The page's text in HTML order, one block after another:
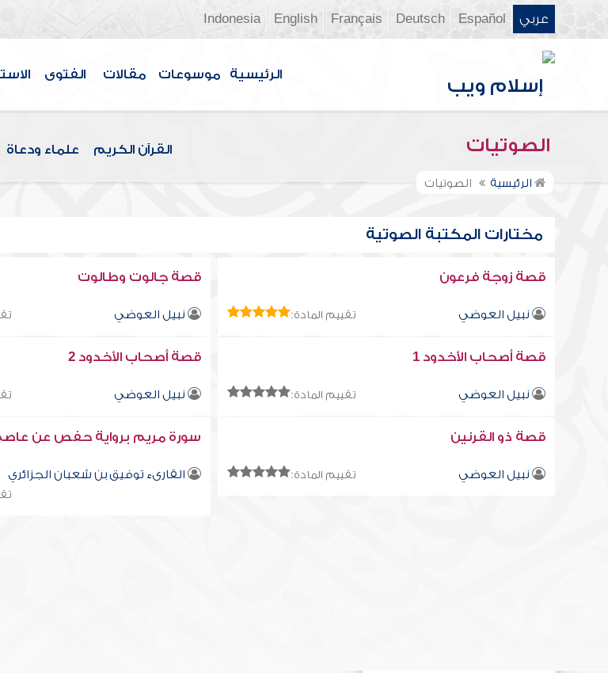
عربي Español
Deutsch
Français
English
Indonesia
الرئيسية موسوعات مقالات الفتوى
الصوتيات القرآن الكريم علماء ودعاة
الرئيسية الصوتيات
مختارات المكتبة الصوتية
قصة زوجة فرعون
نبيل العوضي تقييم المادة:
قصة جالوت وطالوت
نبيل العوضي
قصة أصحاب الأخدود 1
نبيل العوضي تقييم المادة:
قصة أصحاب الأخدود 2
نبيل العوضي
قصة ذو القرنين
نبيل العوضي تقييم المادة:
سورة مريم برواية حفص عن
القارىء توفيق بن شعبان الجزائري